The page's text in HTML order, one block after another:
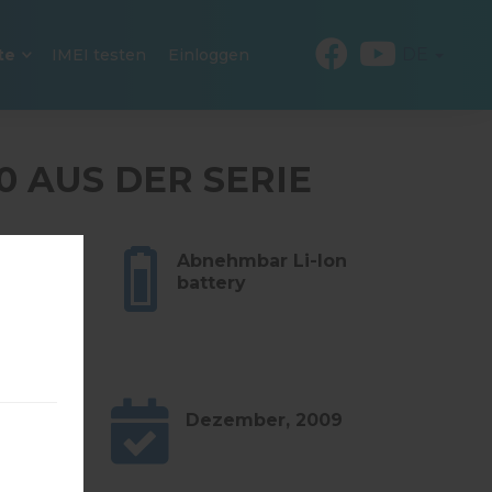
IMEI testen Einloggen
AUS DER SERIE
Abnehmbar Li-Ion
battery
Dezember, 2009